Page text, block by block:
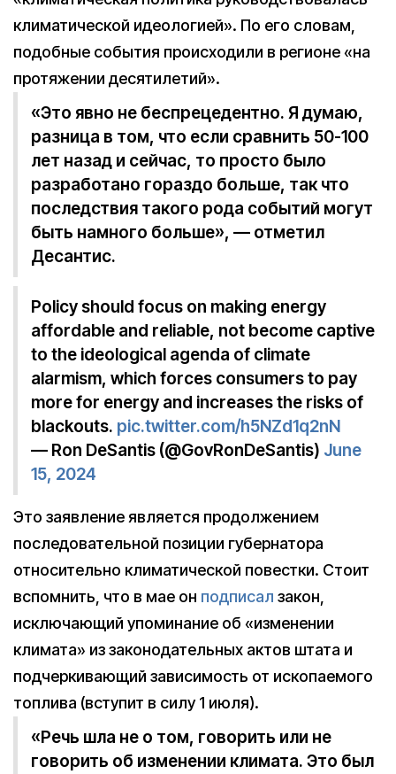
климатической идеологией». По его словам,
подобные события происходили в регионе «на
протяжении десятилетий».
«Это явно не беспрецедентно. Я думаю,
разница в том, что если сравнить 50-100
лет назад и сейчас, то просто было
разработано гораздо больше, так что
последствия такого рода событий могут
быть намного больше», — отметил
Десантис.
Policy should focus on making energy
affordable and reliable, not become captive
to the ideological agenda of climate
alarmism, which forces consumers to pay
more for energy and increases the risks of
blackouts. pic.twitter.com/h5NZd1q2nN
— Ron DeSantis (@GovRonDeSantis) June
15, 2024
Это заявление является продолжением
последовательной позиции губернатора
относительно климатической повестки. Стоит
вспомнить, что в мае он подписал закон,
исключающий упоминание об «изменении
климата» из законодательных актов штата и
подчеркивающий зависимость от ископаемого
топлива (вступит в силу 1 июля).
«Речь шла не о том, говорить или не
говорить об изменении климата. Это был